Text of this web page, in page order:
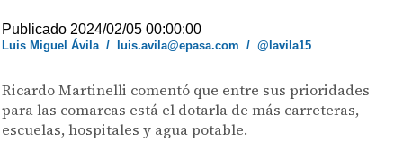
Publicado 2024/02/05 00:00:00
Luis Miguel Ávila/ luis.avila@epasa.com /@lavila15
Ricardo Martinelli comentó que entre sus prioridades
para las comarcas está el dotarla de más carreteras,
escuelas, hospitales y agua potable.